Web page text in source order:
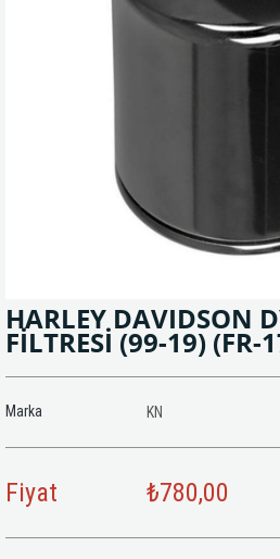
HARLEY DAVIDSON
FİLTRESİ (99-19) (FR-
Marka KN
Fiyat ₺780,00